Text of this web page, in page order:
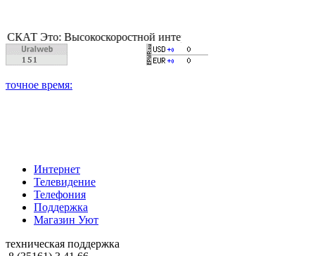
Высокоскоростной интернет, качественное цифровое и
Интернет
Телевидение
Телефония
Поддержка
Магазин Уют
техническая поддержка